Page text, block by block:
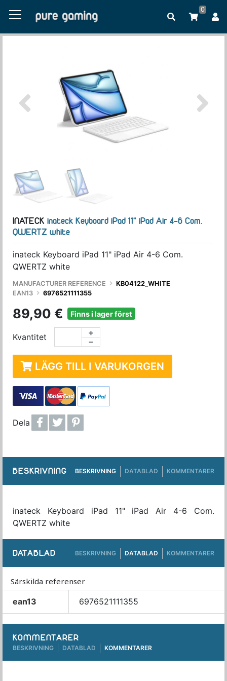
0
INATECK inateck Keyboard iPad 11" iPad Air 4-6 Com.
QWERTZ white
inateck Keyboard iPad 11" iPad Air 4-6 Com.
QWERTZ white
MANUFACTURER REFERENCE
KB04122_WHITE
EAN13
6976521111355
89,90 € Finns i lager först
Kvantitet −
+
LÄGG TILL I VARUKORGEN
Dela
BESKRIVNING BESKRIVNING DATABLAD KOMMENTARER
inateck Keyboard iPad 11" iPad Air 4-6 Com.
QWERTZ white
DATABLAD BESKRIVNING DATABLAD KOMMENTARER
Särskilda referenser
ean13
6976521111355
KOMMENTARER
BESKRIVNING DATABLAD KOMMENTARER